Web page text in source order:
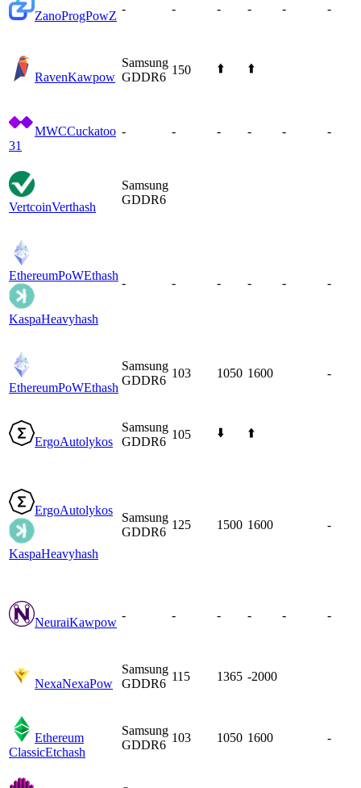
ZanoProgPowZ
- - - - - -
RavenKawpow
Samsung
GDDR6
150 ⬆️ ⬆️
MWCCuckatoo
31
- - - - - -
VertcoinVerthash
Samsung
GDDR6
EthereumPoWEthash
KaspaHeavyhash
- - - - - -
EthereumPoWEthash
Samsung
GDDR6
103 1050 1600 -
ErgoAutolykos
Samsung
GDDR6
105 ⬇️ ⬆️
ErgoAutolykos
KaspaHeavyhash
Samsung
GDDR6
125 1500 1600 -
NeuraiKawpow
- - - - - -
NexaNexaPow
Samsung
GDDR6
115 1365 -2000
Ethereum
ClassicEtchash
Samsung
GDDR6
103 1050 1600 -